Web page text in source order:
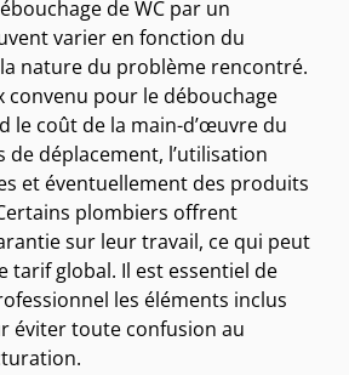
de WC par un
varier en fonction du
nature du problème rencontré.
convenu pour le débouchage
le coût de la main-d’œuvre du
de déplacement, l’utilisation
et éventuellement des produits
plombiers offrent
sur leur travail, ce qui peut
tarif global. Il est essentiel de
les éléments inclus
éviter toute confusion au